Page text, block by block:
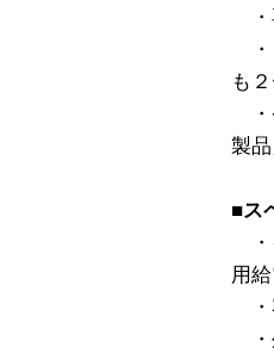
・
・
も
・
製品
■ス
・
用
・
・